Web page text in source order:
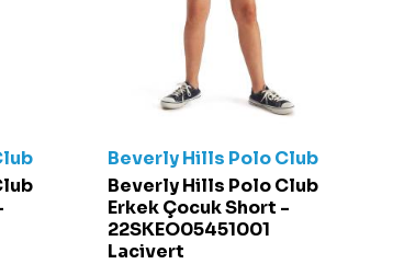
Beverly Hills Polo Club
Beverly Hills Polo Club
Erkek Çocuk Short -
22SKEO05451001
Lacivert